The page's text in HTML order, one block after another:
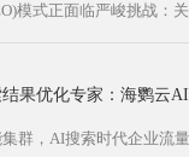
模式正面临严峻挑战：关
果优化专家：海鹦云
群，AI搜索时代企业流